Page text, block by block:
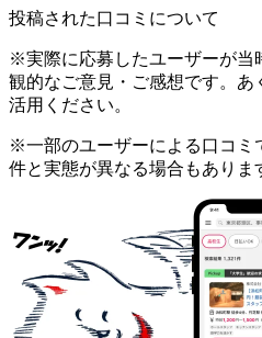
投稿された口コミについて
※実際に応募したユーザーが当
観的なご意見・ご感想です。
活用ください。
※一部のユーザーによる口コミ
件と実態が異なる場合もありま